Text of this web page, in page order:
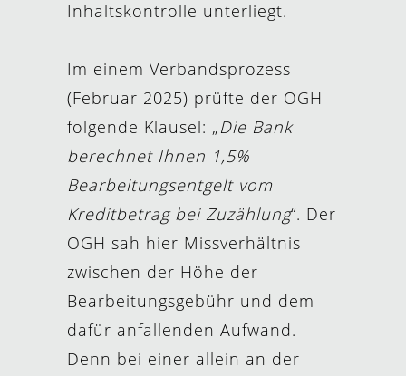
Inhaltskontrolle unterliegt.
Im einem Verbandsprozess
(Februar 2025) prüfte der OGH
folgende Klausel: „Die Bank
berechnet Ihnen 1,5%
Bearbeitungsentgelt vom
Kreditbetrag bei Zuzählung“. Der
OGH sah hier Missverhältnis
zwischen der Höhe der
Bearbeitungsgebühr und dem
dafür anfallenden Aufwand.
Denn bei einer allein an der